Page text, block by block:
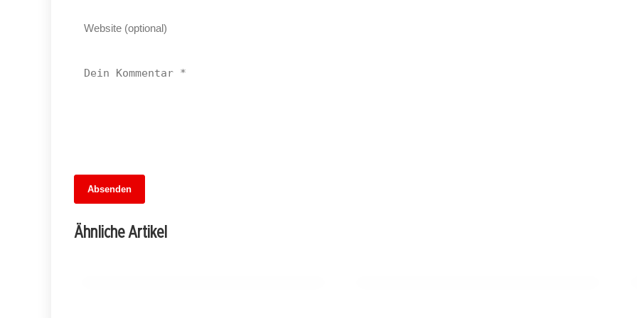
Absenden
Ähnliche Artikel
Hertha BSC auf Testspiel-Mission: Duell
gegen SV Lichtenberg 47 verspricht